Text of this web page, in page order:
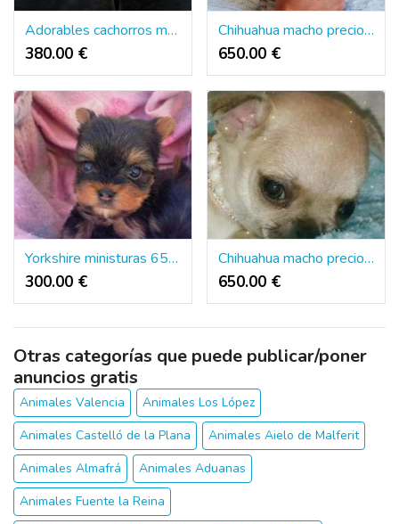
Adorables cachorros malteses en adopción
380.00 €
Chihuahua macho precioso
650.00 €
Yorkshire ministuras 651065050
300.00 €
Chihuahua macho precioso
650.00 €
Otras categorías que puede publicar/poner
anuncios gratis
Animales Valencia
Animales Los López
Animales Castelló de la Plana
Animales Aielo de Malferit
Animales Almafrá
Animales Aduanas
Animales Fuente la Reina